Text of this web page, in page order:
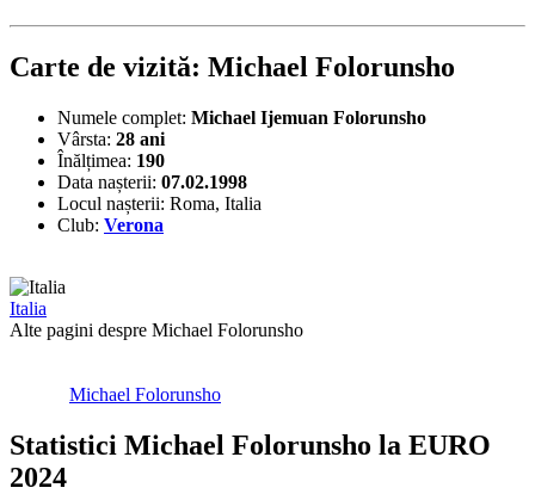
Carte de vizită: Michael Folorunsho
Numele complet: Michael Ijemuan Folorunsho
Vârsta: 28 ani
Înălțimea: 190
Data nașterii: 07.02.1998
Locul nașterii: Roma, Italia
Club: Verona
Italia
Alte pagini despre Michael Folorunsho
Michael Folorunsho
Statistici Michael Folorunsho la EURO
2024